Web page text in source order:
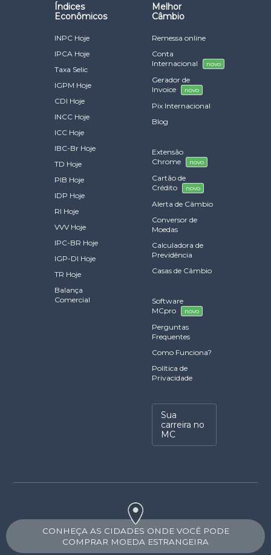
Índices
Econômicos
INPC Hoje
IPCA Hoje
Taxa Selic
IGPM Hoje
CDI Hoje
INCC Hoje
ICC Hoje
IBC-Br Hoje
TD Hoje
PIB Hoje
IDP Hoje
RI Hoje
VVV Hoje
IPC-BR Hoje
IGP-DI Hoje
TR Hoje
Balança
Comercial
Melhor
Câmbio
Remessa online
Conta
Internacional
novo
Gerador de
Invoice
novo
Pix Internacional
Blog
Extensão
Chrome
novo
Cartão de
Crédito
novo
Alerta de Câmbio
Conversor de
Moedas
Calculadora de
Previdência
Casas de Câmbio
Software
MCpro
novo
Perguntas
Frequentes
Como Funciona?
Política de
Privacidade
Sua
carreira no
MC
CONHEÇA AS CIDADES ONDE VOCÊ PODE
COMPRAR MOEDA ESTRANGEIRA